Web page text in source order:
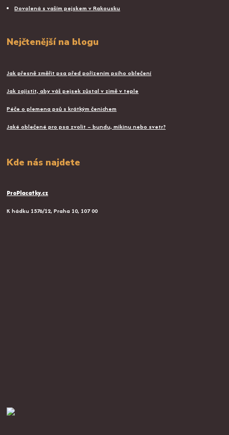
Dovolená s vaším pejskem v Rakousku
Nejčtenější na blogu
Jak přesně změřit psa před pořízením psího oblečení
Jak zajistit, aby váš pejsek zůstal v zimě v teple
Péče o plemena psů s krátkým čenichem
Jaké oblečené pro psa zvolit – bundu, mikinu nebo svetr?
Kde nás najdete
ProPlacatky.cz
K hádku 1576/12, Praha 10, 107 00